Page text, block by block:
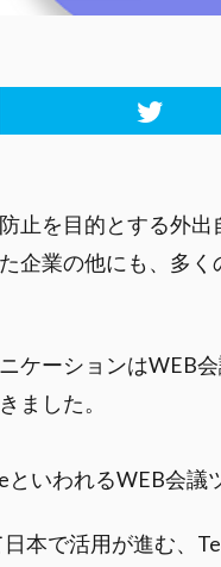
止を目的とする外
企業の他にも、多
ケーションはWEB
ました。
いわれるWEB会議
本で活用が進む、